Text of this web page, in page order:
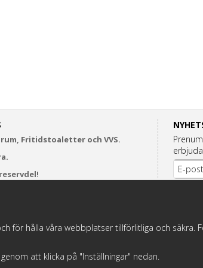
Fritidstoaletter och VVS.
för hålla våra webbplatser tillförlitliga och säkra.
att klicka på "Inställningar" nedan.